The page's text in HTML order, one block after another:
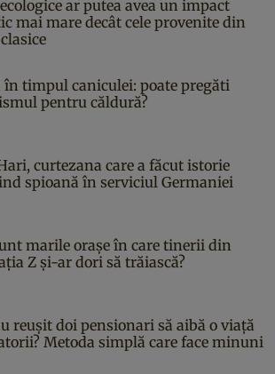
ar putea avea un impact
mai mare decât cele provenite din
în timpul caniculei: poate pregăti
pentru căldură?
curtezana care a făcut istorie
spioană în serviciul Germaniei
marile orașe în care tinerii din
Z și-ar dori să trăiască?
reușit doi pensionari să aibă o viață
Metoda simplă care face minuni